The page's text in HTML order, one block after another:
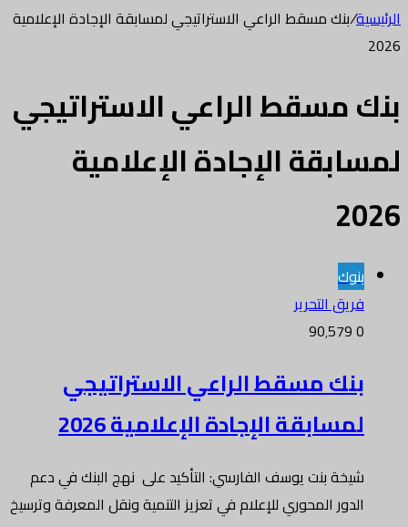
الرئيسية/بنك مسقط الراعي الاستراتيجي لمسابقة الإجادة الإعلامية
2026
بنك مسقط الراعي الاستراتيجي
لمسابقة الإجادة الإعلامية
2026
بنوك
فريق التحرير
0
بنك مسقط الراعي الاستراتيجي
لمسابقة الإجادة الإعلامية 2026
شيخة بنت يوسف الفارسي: التأكيد على نهج البنك في دعم
الدور المحوري للإعلام في تعزيز التنمية ونقل المعرفة وترسيخ